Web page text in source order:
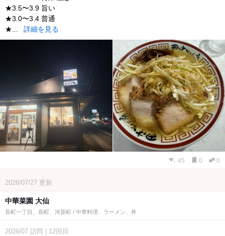
★3.5〜3.9 旨い
★3.0〜3.4 普通
★...
詳細を見る
45 0 0
2026/07/27 更新
中華菜園 大仙
長町一丁目、長町、河原町 / 中華料理、ラーメン、丼
2026/07 訪問 12回目